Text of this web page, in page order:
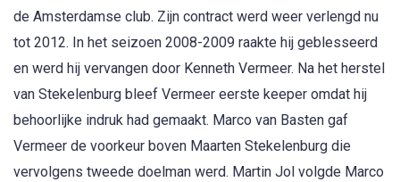
de Amsterdamse club. Zijn contract werd weer verlengd nu
tot 2012. In het seizoen 2008-2009 raakte hij geblesseerd
en werd hij vervangen door Kenneth Vermeer. Na het herstel
van Stekelenburg bleef Vermeer eerste keeper omdat hij
behoorlijke indruk had gemaakt. Marco van Basten gaf
Vermeer de voorkeur boven Maarten Stekelenburg die
vervolgens tweede doelman werd. Martin Jol volgde Marco